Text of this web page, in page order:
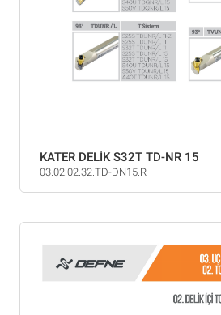
KATER DELİK S32T TD-NR 15
03.02.02.32.TD-DN15.R